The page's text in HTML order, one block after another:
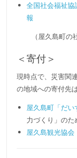
全国社会福祉
報
（屋久島町の
＜寄付＞
現時点で、災害関
の地域への寄付先
屋久島町「だい
力づくり」の
屋久島観光協会